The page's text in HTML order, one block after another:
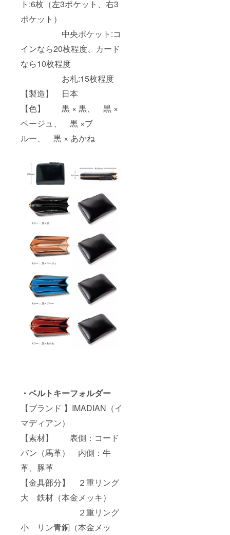
ト:6枚（左3ポケット、右3
ポケット）
中央ポケット:コ
インなら20枚程度、カード
なら10枚程度
お札:15枚程度
【製造】 日本
【色】 黒 × 黒、 黒 ×
ベージュ、 黒 ×ブ
ルー、 黒 × あかね
・ベルトキーフォルダー
【ブランド 】IMADIAN（イ
マディアン）
【素材】 表側：コード
バン（馬革） 内側：牛
革、豚革
【金具部分】 ２重リング
大 鉄材（本金メッキ）
２重リング
小 リン青銅（本金メッ